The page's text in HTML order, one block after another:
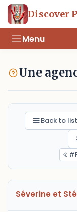
Discover
Menu
Une
Back to list
Séverine et